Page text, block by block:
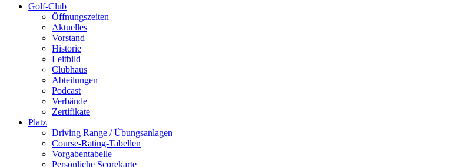
Golf-Club
Öffnungszeiten
Aktuelles
Vorstand
Historie
Leitbild
Clubhaus
Abteilungen
Podcast
Verbände
Zertifikate
Platz
Driving Range / Übungsanlagen
Course-Rating-Tabellen
Vorgabentabelle
Persönliche Scorekarte